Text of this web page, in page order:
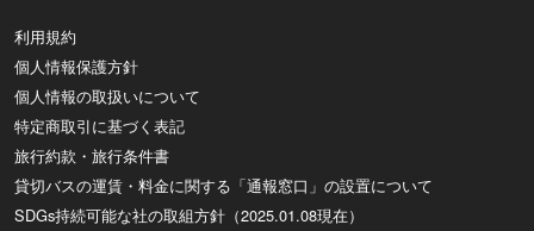
利用規約
個人情報保護方針
個人情報の取扱いについて
特定商取引に基づく表記
旅行約款・旅行条件書
貸切バスの運賃・料金に関する「通報窓口」の設置について
SDGs持続可能な社の取組方針（2025.01.08現在）